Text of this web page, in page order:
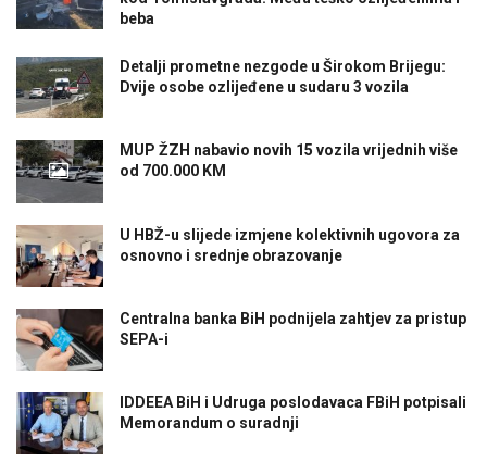
beba
Detalji prometne nezgode u Širokom Brijegu:
Dvije osobe ozlijeđene u sudaru 3 vozila
MUP ŽZH nabavio novih 15 vozila vrijednih više
od 700.000 KM
U HBŽ-u slijede izmjene kolektivnih ugovora za
osnovno i srednje obrazovanje
Centralna banka BiH podnijela zahtjev za pristup
SEPA-i
IDDEEA BiH i Udruga poslodavaca FBiH potpisali
Memorandum o suradnji